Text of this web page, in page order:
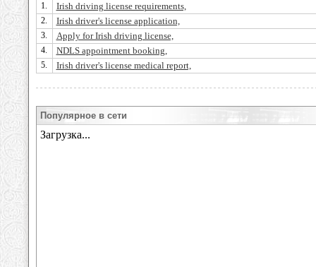
1. Irish driving license requirements,
2. Irish driver's license application,
3. Apply for Irish driving license,
4. NDLS appointment booking,
5. Irish driver's license medical report,
Популярное в сети